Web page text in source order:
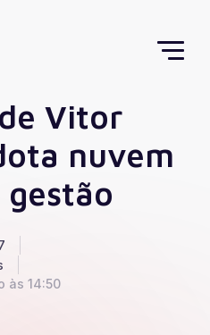
Vitor
nuvem
às 14:50